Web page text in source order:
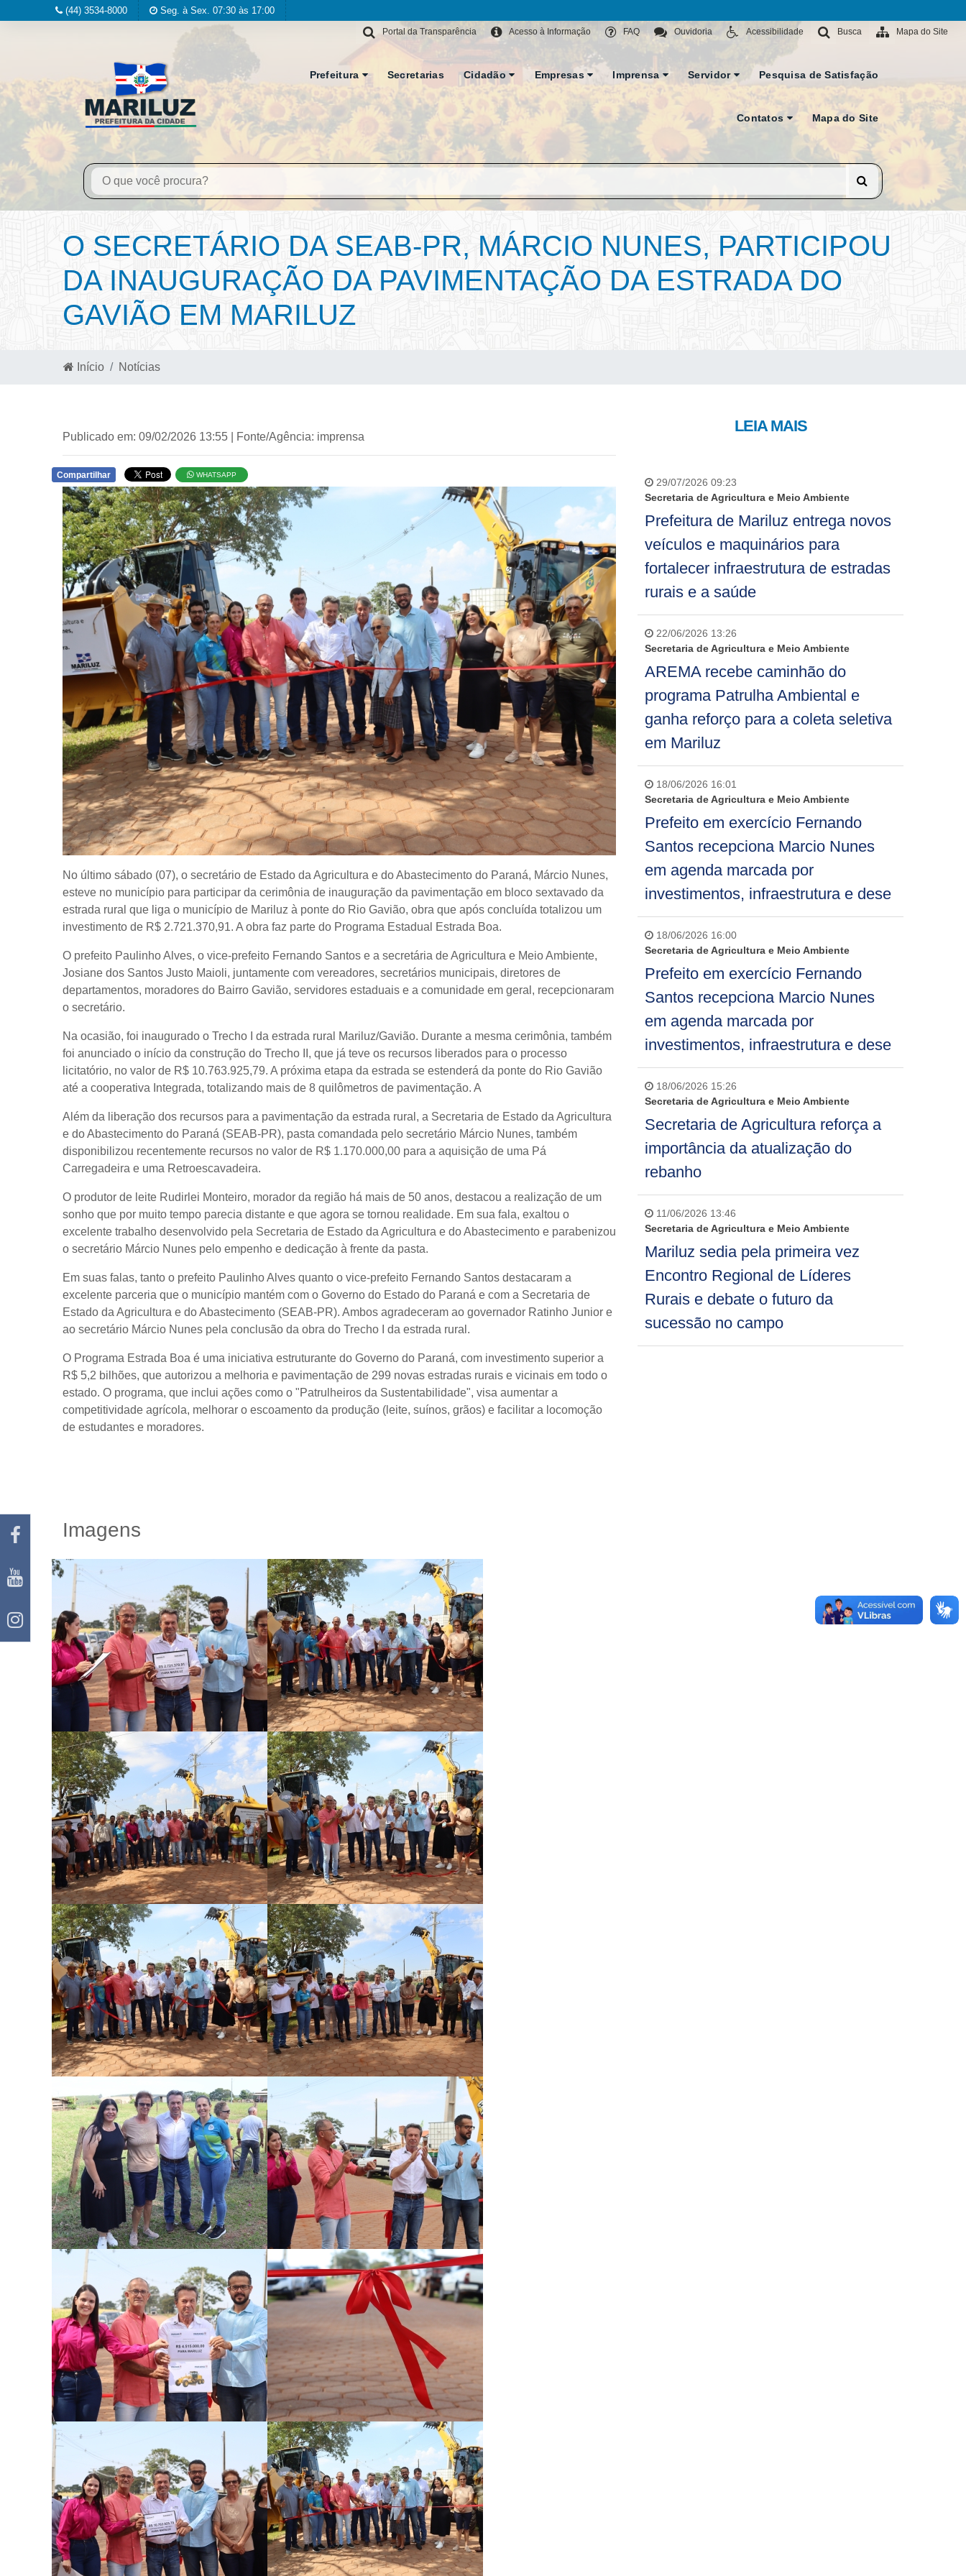
(44) 3534-8000 Seg. à Sex. 07:30 às 17:00
Mapa do Site
Busca
Acessibilidade
Ouvidoria
FAQ
Acesso à Informação
Portal da Transparência
Prefeitura Secretarias Cidadão Empresas Imprensa Servidor Pesquisa de Satisfação
Contatos Mapa do Site
O SECRETÁRIO DA SEAB-PR, MÁRCIO NUNES, PARTICIPOU
DA INAUGURAÇÃO DA PAVIMENTAÇÃO DA ESTRADA DO
GAVIÃO EM MARILUZ
Início Notícias
Publicado em: 09/02/2026 13:55 | Fonte/Agência: imprensa
Compartilhar WHATSAPP
No último sábado (07), o secretário de Estado da Agricultura e do Abastecimento do Paraná, Márcio Nunes,
esteve no município para participar da cerimônia de inauguração da pavimentação em bloco sextavado da
estrada rural que liga o município de Mariluz à ponte do Rio Gavião, obra que após concluída totalizou um
investimento de R$ 2.721.370,91. A obra faz parte do Programa Estadual Estrada Boa.
O prefeito Paulinho Alves, o vice-prefeito Fernando Santos e a secretária de Agricultura e Meio Ambiente,
Josiane dos Santos Justo Maioli, juntamente com vereadores, secretários municipais, diretores de
departamentos, moradores do Bairro Gavião, servidores estaduais e a comunidade em geral, recepcionaram
o secretário.
Na ocasião, foi inaugurado o Trecho I da estrada rural Mariluz/Gavião. Durante a mesma cerimônia, também
foi anunciado o início da construção do Trecho II, que já teve os recursos liberados para o processo
licitatório, no valor de R$ 10.763.925,79. A próxima etapa da estrada se estenderá da ponte do Rio Gavião
até a cooperativa Integrada, totalizando mais de 8 quilômetros de pavimentação. A
Além da liberação dos recursos para a pavimentação da estrada rural, a Secretaria de Estado da Agricultura
e do Abastecimento do Paraná (SEAB-PR), pasta comandada pelo secretário Márcio Nunes, também
disponibilizou recentemente recursos no valor de R$ 1.170.000,00 para a aquisição de uma Pá
Carregadeira e uma Retroescavadeira.
O produtor de leite Rudirlei Monteiro, morador da região há mais de 50 anos, destacou a realização de um
sonho que por muito tempo parecia distante e que agora se tornou realidade. Em sua fala, exaltou o
excelente trabalho desenvolvido pela Secretaria de Estado da Agricultura e do Abastecimento e parabenizou
o secretário Márcio Nunes pelo empenho e dedicação à frente da pasta.
Em suas falas, tanto o prefeito Paulinho Alves quanto o vice-prefeito Fernando Santos destacaram a
excelente parceria que o município mantém com o Governo do Estado do Paraná e com a Secretaria de
Estado da Agricultura e do Abastecimento (SEAB-PR). Ambos agradeceram ao governador Ratinho Junior e
ao secretário Márcio Nunes pela conclusão da obra do Trecho I da estrada rural.
O Programa Estrada Boa é uma iniciativa estruturante do Governo do Paraná, com investimento superior a
R$ 5,2 bilhões, que autorizou a melhoria e pavimentação de 299 novas estradas rurais e vicinais em todo o
estado. O programa, que inclui ações como o "Patrulheiros da Sustentabilidade", visa aumentar a
competitividade agrícola, melhorar o escoamento da produção (leite, suínos, grãos) e facilitar a locomoção
de estudantes e moradores.
Imagens
LEIA MAIS
29/07/2026 09:23
Secretaria de Agricultura e Meio Ambiente
Prefeitura de Mariluz entrega novos
veículos e maquinários para
fortalecer infraestrutura de estradas
rurais e a saúde
22/06/2026 13:26
Secretaria de Agricultura e Meio Ambiente
AREMA recebe caminhão do
programa Patrulha Ambiental e
ganha reforço para a coleta seletiva
em Mariluz
18/06/2026 16:01
Secretaria de Agricultura e Meio Ambiente
Prefeito em exercício Fernando
Santos recepciona Marcio Nunes
em agenda marcada por
investimentos, infraestrutura e dese
18/06/2026 16:00
Secretaria de Agricultura e Meio Ambiente
Prefeito em exercício Fernando
Santos recepciona Marcio Nunes
em agenda marcada por
investimentos, infraestrutura e dese
18/06/2026 15:26
Secretaria de Agricultura e Meio Ambiente
Secretaria de Agricultura reforça a
importância da atualização do
rebanho
11/06/2026 13:46
Secretaria de Agricultura e Meio Ambiente
Mariluz sedia pela primeira vez
Encontro Regional de Líderes
Rurais e debate o futuro da
sucessão no campo